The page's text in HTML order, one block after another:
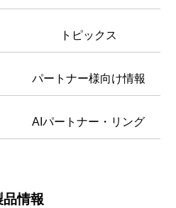
トピックス
パートナー様向け情報
AIパートナー・リング
品情報